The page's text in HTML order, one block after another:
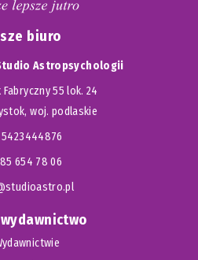
biuro
Astropsychologii
55 lok. 24
woj. podlaskie
5423444876
654 78 06